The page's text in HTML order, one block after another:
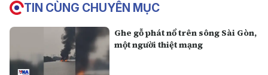
TIN CÙNG CHUYÊN MỤC
Ghe gỗ phát nổ trên sông Sài Gòn,
một người thiệt mạng